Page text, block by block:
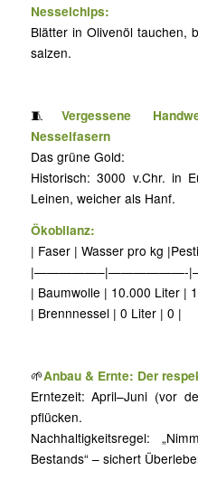
Nesselchips:
Blätter in Olivenöl tauchen,
salzen.
🧵Vergessene
Nesselfasern
Das grüne Gold:
Historisch: 3000 v.Chr. in
Leinen, weicher als Hanf.
Ökobilanz:
| Faser | Wasser pro kg
|—————–|——————-
| Baumwolle | 10.000 Liter |
| Brennnessel | 0 Liter | 0 |
🌱Anbau & Ernte: Der
Erntezeit: April–Juni (vor
pflücken.
Nachhaltigkeitsregel:
Bestands“ – sichert